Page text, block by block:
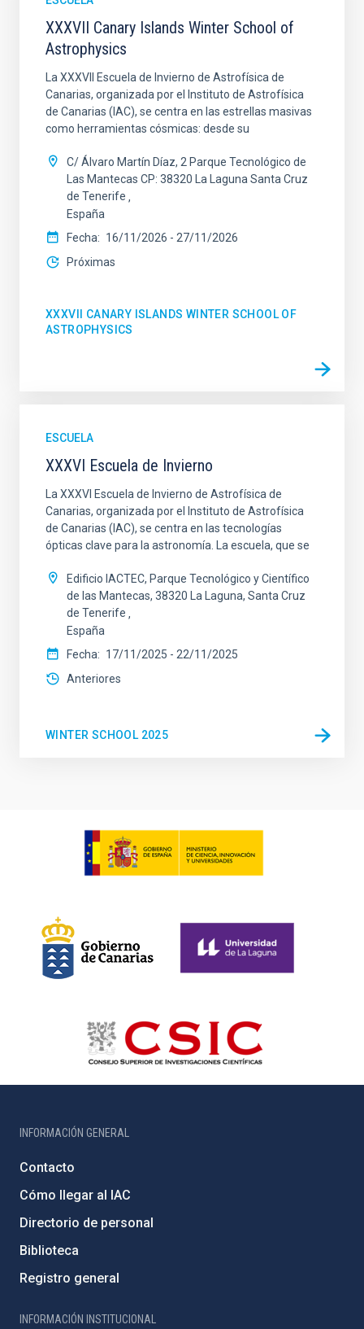
XXXVII Canary Islands Winter School of
Astrophysics
La XXXVII Escuela de Invierno de Astrofísica de
Canarias, organizada por el Instituto de Astrofísica
de Canarias (IAC), se centra en las estrellas masivas
como herramientas cósmicas: desde su
C/ Álvaro Martín Díaz, 2 Parque Tecnológico de
Las Mantecas CP: 38320 La Laguna Santa Cruz
de Tenerife
España
Fecha
16/11/2026 - 27/11/2026
Próximas
XXXVII CANARY ISLANDS WINTER SCHOOL OF
ASTROPHYSICS
ESCUELA
XXXVI Escuela de Invierno
La XXXVI Escuela de Invierno de Astrofísica de
Canarias, organizada por el Instituto de Astrofísica
de Canarias (IAC), se centra en las tecnologías
ópticas clave para la astronomía. La escuela, que se
Edificio IACTEC, Parque Tecnológico y Científico
de las Mantecas, 38320 La Laguna, Santa Cruz
de Tenerife
España
Fecha
17/11/2025 - 22/11/2025
Anteriores
WINTER SCHOOL 2025
INFORMACIÓN GENERAL
Contacto
Cómo llegar al IAC
Directorio de personal
Biblioteca
Registro general
INFORMACIÓN INSTITUCIONAL